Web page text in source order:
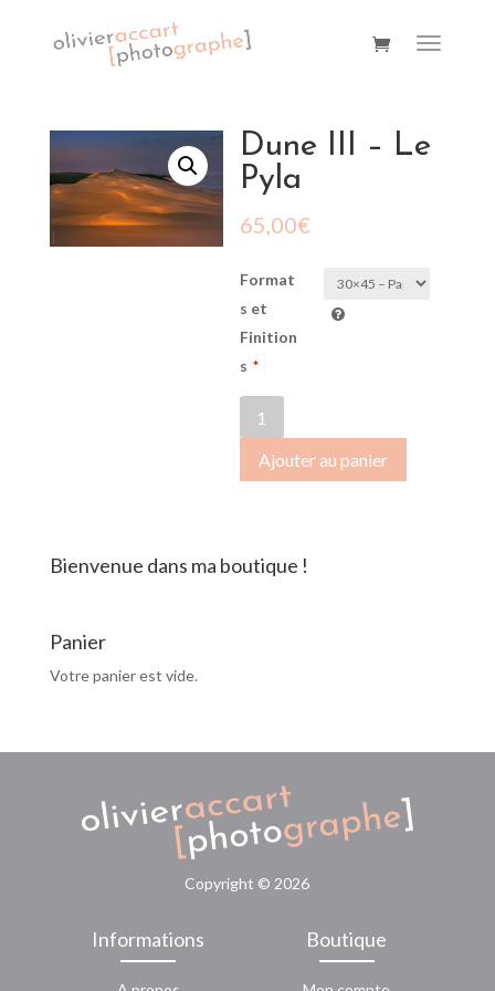
Dune III – Le
Pyla
65,00€
Format
s et
Finition
s *
de
Dune
III
Pyla
Ajouter au panier
Bienvenue dans ma boutique !
Panier
Votre panier est vide.
Copyright © 2026
Informations Boutique